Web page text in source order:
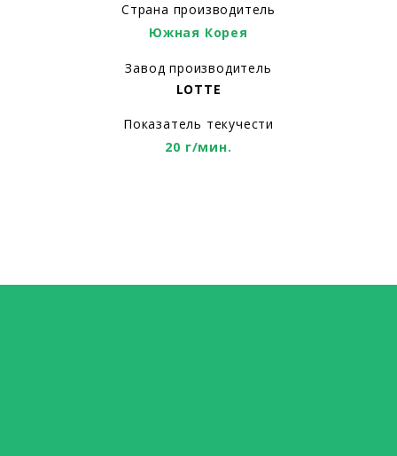
Страна производитель
Южная Корея
Завод производитель
LOTTE
Показатель текучести
20 г/мин.